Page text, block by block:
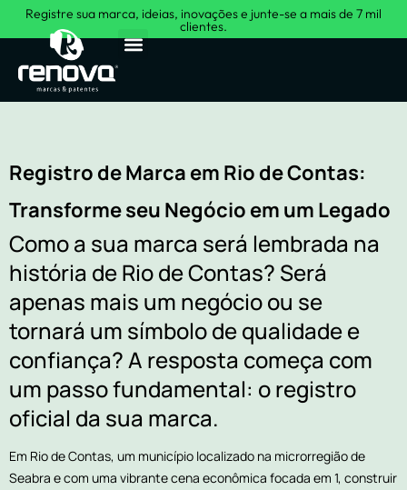
Registre sua marca, ideias, inovações e junte-se a mais de 7 mil
clientes.
Registro de Marca em Rio de Contas:
Transforme seu Negócio em um Legado
Como a sua marca será lembrada na
história de Rio de Contas? Será
apenas mais um negócio ou se
tornará um símbolo de qualidade e
confiança? A resposta começa com
um passo fundamental: o registro
oficial da sua marca.
Em Rio de Contas, um município localizado na microrregião de
Seabra e com uma vibrante cena econômica focada em 1, construir